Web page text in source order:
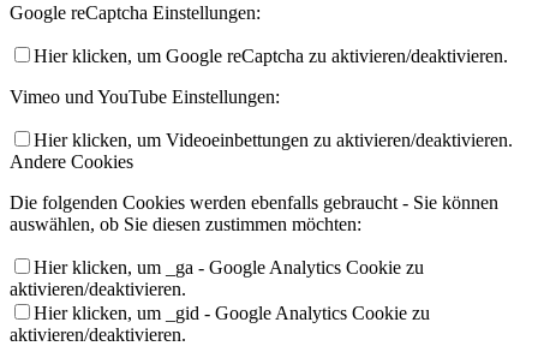
Google reCaptcha Einstellungen:
Hier klicken, um Google reCaptcha zu aktivieren/deaktivieren.
Vimeo und YouTube Einstellungen:
Hier klicken, um Videoeinbettungen zu aktivieren/deaktivieren.
Andere Cookies
Die folgenden Cookies werden ebenfalls gebraucht - Sie können
auswählen, ob Sie diesen zustimmen möchten:
Hier klicken, um _ga - Google Analytics Cookie zu
aktivieren/deaktivieren.
Hier klicken, um _gid - Google Analytics Cookie zu
aktivieren/deaktivieren.